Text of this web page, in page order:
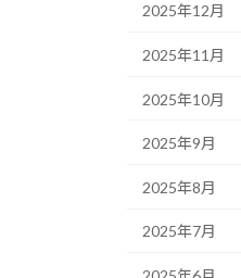
2025年12月
2025年11月
2025年10月
2025年9月
2025年8月
2025年7月